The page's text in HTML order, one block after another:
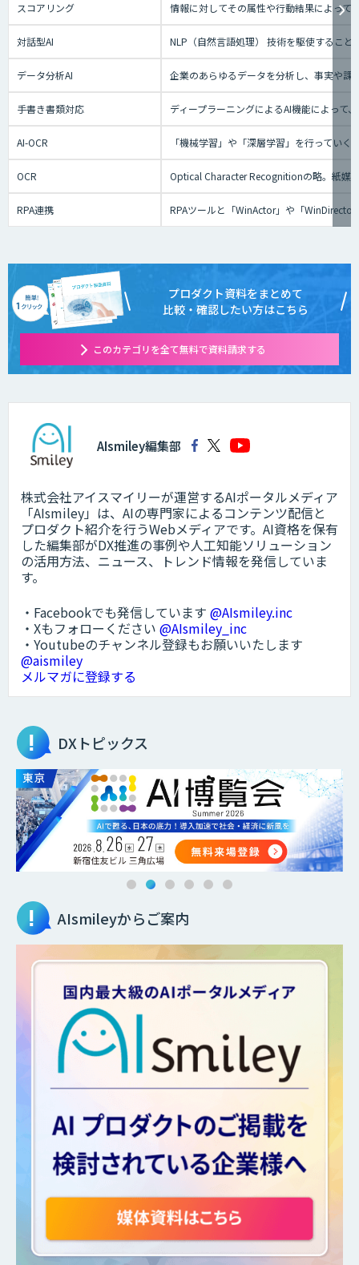
スコアリング 情報に対してその属性や行動結果によって
対話型AI NLP（自然言語処理） 技術を駆使するこ
データ分析AI 企業のあらゆるデータを分析し、事実や課
手書き書類対応 ディープラーニングによるAI機能によって
AI-OCR 「機械学習」や「深層学習」を行ってい
OCR Optical Character Recognitionの略。紙媒
RPA連携 RPAツールと「WinActor」や「
プロダクト資料をまとめて
比較・確認したい方はこちら
このカテゴリを全て無料で資料請求する
AIsmiley編集部
株式会社アイスマイリーが運営するAIポータルメディア
「AIsmiley」は、AIの専門家によるコンテンツ配信と
プロダクト紹介を行うWebメディアです。AI資格を保有
した編集部がDX推進の事例や人工知能ソリューション
の活用方法、ニュース、トレンド情報を発信していま
す。
・Facebookでも発信しています @AIsmiley.inc
・Xもフォローください @AIsmiley_inc
・Youtubeのチャンネル登録もお願いいたします
@aismiley
メルマガに登録する
DXトピックス
AIsmileyからご案内